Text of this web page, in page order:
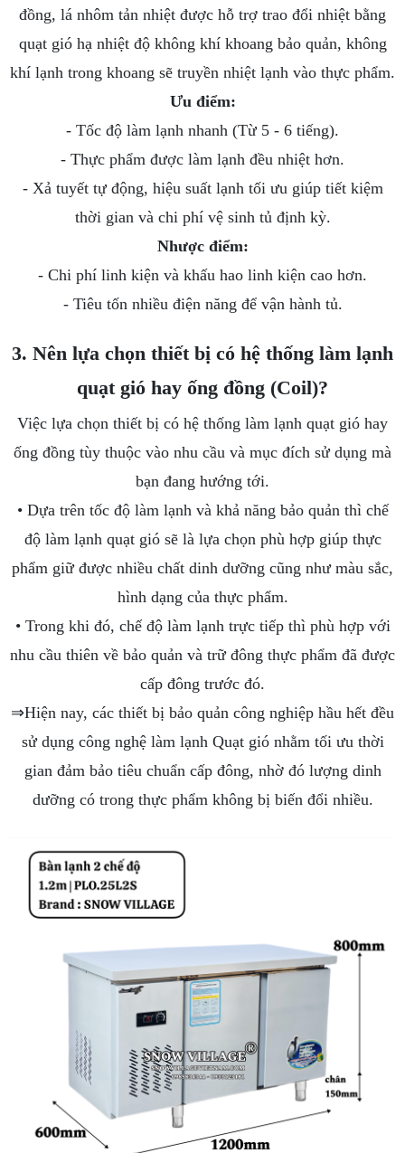
đồng, lá nhôm tản nhiệt được hỗ trợ trao đổi nhiệt bằng
quạt gió hạ nhiệt độ không khí khoang bảo quản, không
khí lạnh trong khoang sẽ truyền nhiệt lạnh vào thực phẩm.
Ưu điểm:
- Tốc độ làm lạnh nhanh (Từ 5 - 6 tiếng).
- Thực phẩm được làm lạnh đều nhiệt hơn.
- Xả tuyết tự động, hiệu suất lạnh tối ưu giúp tiết kiệm
thời gian và chi phí vệ sinh tủ định kỳ.
Nhược điểm:
- Chi phí linh kiện và khấu hao linh kiện cao hơn.
- Tiêu tốn nhiều điện năng để vận hành tủ.
3. Nên lựa chọn thiết bị có hệ thống làm lạnh
quạt gió hay ống đồng (Coil)?
Việc lựa chọn thiết bị có hệ thống làm lạnh quạt gió hay
ống đồng tùy thuộc vào nhu cầu và mục đích sử dụng mà
bạn đang hướng tới.
• Dựa trên tốc độ làm lạnh và khả năng bảo quản thì chế
độ làm lạnh quạt gió sẽ là lựa chọn phù hợp giúp thực
phẩm giữ được nhiều chất dinh dưỡng cũng như màu sắc,
hình dạng của thực phẩm.
• Trong khi đó, chế độ làm lạnh trực tiếp thì phù hợp với
nhu cầu thiên về bảo quản và trữ đông thực phẩm đã được
cấp đông trước đó.
⇒Hiện nay, các thiết bị bảo quản công nghiệp hầu hết đều
sử dụng công nghệ làm lạnh Quạt gió nhằm tối ưu thời
gian đảm bảo tiêu chuẩn cấp đông, nhờ đó lượng dinh
dưỡng có trong thực phẩm không bị biến đổi nhiều.